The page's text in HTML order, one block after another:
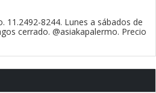
11.2492-8244. Lunes a sábados de
cerrado. @asiakapalermo. Precio